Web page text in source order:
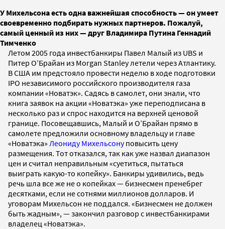
У Михельсона есть одна важнейшая способность — он умеет
своевременно подбирать нужных партнеров. Пожалуй,
самый ценный из них — друг Владимира Путина Геннадий
Тимченко
Летом 2005 года инвестбанкиры Павел Малый из UBS и
Питер О’Брайан из Morgan Stanley летели через Атлантику.
В США им предстояло провести неделю в ходе подготовки
IPO независимого российского производителя газа
компании «Новатэк». Садясь в самолет, они знали, что
книга заявок на акции «Новатэка» уже переподписана в
несколько раз и спрос находится на верхней ценовой
границе. Посовещавшись, Малый и О’Брайан прямо в
самолете предложили основному владельцу и главе
«Новатэка» Леониду Михельсонуповысить цену
размещения. Тот отказался, так как уже назвал диапазон
цен и считал неправильным «суетиться, пытаться
выиграть какую-то копейку». Банкиры удивились, ведь
речь шла все же не о копейках — бизнесмен пренебрег
десятками, если не сотнями миллионов долларов. И
уговорам Михельсон не поддался. «Бизнесмен не должен
быть жадным», — закончил разговор c инвестбанкирами
владелец «Новатэка».